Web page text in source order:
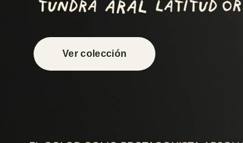
Ver colección